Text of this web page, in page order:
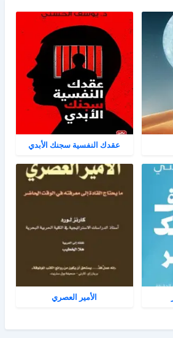
عقدك النفسية سجنك الأبدي
الأمير العصري